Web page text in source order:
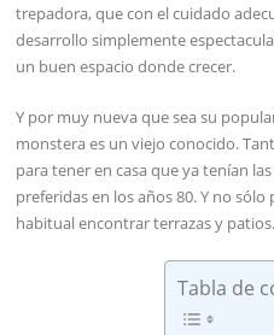
trepadora, que con el cuidado
desarrollo simplemente
un buen espacio donde crecer.
Y por muy nueva que sea su
monstera es un viejo conocido.
para tener en casa que ya tenían
preferidas en los años 80. Y no
habitual encontrar terrazas y patios.
Tabla de